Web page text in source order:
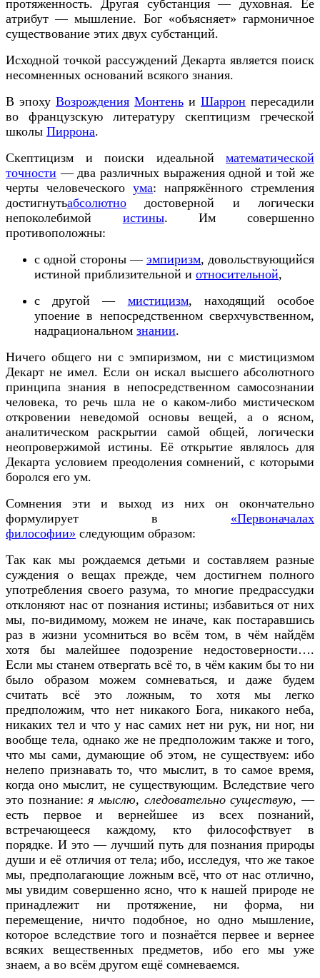
протяженность. Другая субстанция — духовная. Ее
атрибут — мышление. Бог «объясняет» гармоничное
существование этих двух субстанций.
Исходной точкой рассуждений Декарта является поиск
несомненных оснований всякого знания.
В эпоху Возрождения Монтень и Шаррон пересадили
во французскую литературу скептицизм греческой
школы Пиррона.
Скептицизм и поиски идеальной математической
точности — два различных выражения одной и той же
черты человеческого ума: напряжённого стремления
достигнутьабсолютно достоверной и логически
непоколебимой истины. Им совершенно
противоположны:
с одной стороны — эмпиризм, довольствующийся
истиной приблизительной и относительной,
с другой — мистицизм, находящий особое
упоение в непосредственном сверхчувственном,
надрациональном знании.
Ничего общего ни с эмпиризмом, ни с мистицизмом
Декарт не имел. Если он искал высшего абсолютного
принципа знания в непосредственном самосознании
человека, то речь шла не о каком-либо мистическом
откровении неведомой основы вещей, а о ясном,
аналитическом раскрытии самой общей, логически
неопровержимой истины. Её открытие являлось для
Декарта условием преодоления сомнений, с которыми
боролся его ум.
Сомнения эти и выход из них он окончательно
формулирует в «Первоначалах
философии» следующим образом:
Так как мы рождаемся детьми и составляем разные
суждения о вещах прежде, чем достигнем полного
употребления своего разума, то многие предрассудки
отклоняют нас от познания истины; избавиться от них
мы, по-видимому, можем не иначе, как постаравшись
раз в жизни усомниться во всём том, в чём найдём
хотя бы малейшее подозрение недостоверности….
Если мы станем отвергать всё то, в чём каким бы то ни
было образом можем сомневаться, и даже будем
считать всё это ложным, то хотя мы легко
предположим, что нет никакого Бога, никакого неба,
никаких тел и что у нас самих нет ни рук, ни ног, ни
вообще тела, однако же не предположим также и того,
что мы сами, думающие об этом, не существуем: ибо
нелепо признавать то, что мыслит, в то самое время,
когда оно мыслит, не существующим. Вследствие чего
это познание:я мыслю, следовательно существую, —
есть первое и вернейшее из всех познаний,
встречающееся каждому, кто философствует в
порядке. И это — лучший путь для познания природы
души и её отличия от тела; ибо, исследуя, что же такое
мы, предполагающие ложным всё, что от нас отлично,
мы увидим совершенно ясно, что к нашей природе не
принадлежит ни протяжение, ни форма, ни
перемещение, ничто подобное, но одно мышление,
которое вследствие того и познаётся первее и вернее
всяких вещественных предметов, ибо его мы уже
знаем, а во всём другом ещё сомневаемся.